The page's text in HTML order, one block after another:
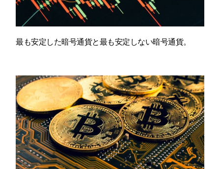
最も安定した暗号通貨と最も安定しない暗号通貨。